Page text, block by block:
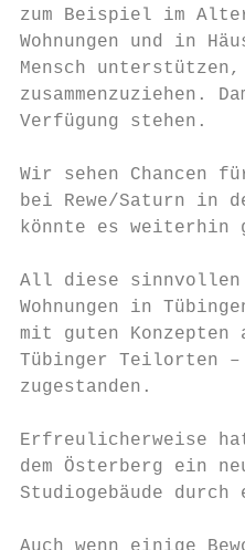
zum Beispiel im
Wohnungen und in
Mensch
zusammenzuziehen.
Verfügung stehen.
Wir sehen Chancen
bei Rewe/Saturn in
könnte es weiterhin
All diese sinnvollen
Wohnungen in
mit guten
Tübinger Teilorten –
zugestanden.
Erfreulicherweise
dem Österberg ein
Studiogebäude